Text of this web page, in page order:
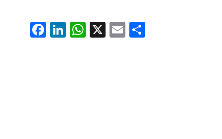
Fa
ce
Li
nk
W
ha
X E
m
Pa